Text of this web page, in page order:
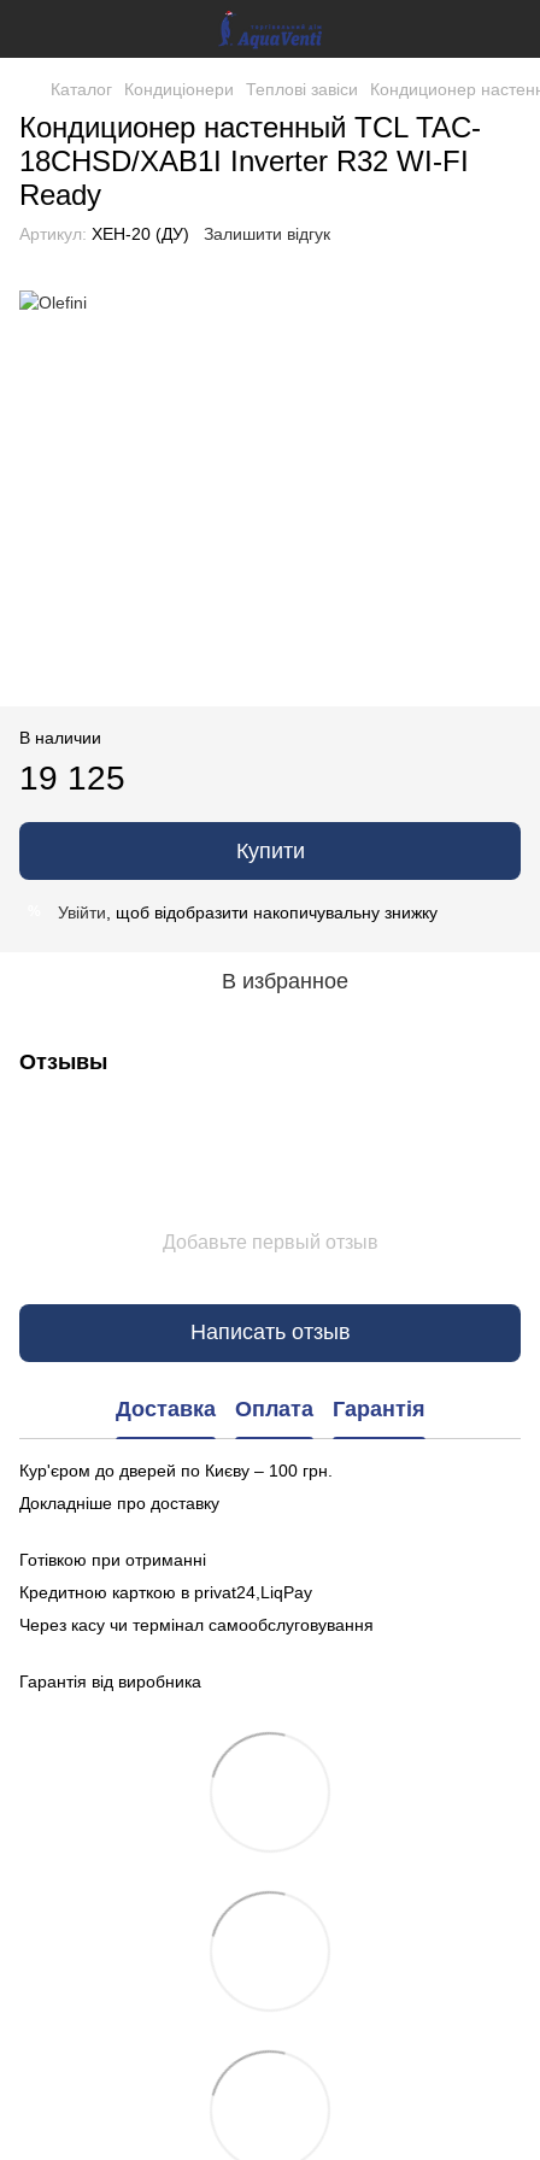
Каталог Кондиціонери Теплові завіси Кондиционер
Кондиционер настенный TCL TAC-
18CHSD/XAB1I Inverter R32 WI-FI
Ready
Артикул: XEH-20 (ДУ) Залишити відгук
В наличии
19 125
Купити
Увійти , щоб відобразити накопичувальну знижку
В избранное
Отзывы
Добавьте первый отзыв
Написать отзыв
Доставка Оплата Гарантія
Кур'єром до дверей по Києву – 100 грн.
Докладніше про доставку
Готівкою при отриманні
Кредитною карткою в privat24,LiqPay
Через касу чи термінал самообслуговування
Гарантія від виробника